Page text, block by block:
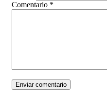
Comentario *